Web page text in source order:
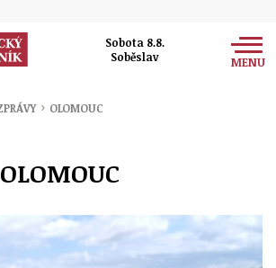
Sobota 8.8.
Soběslav
MENU
› OLOMOUC